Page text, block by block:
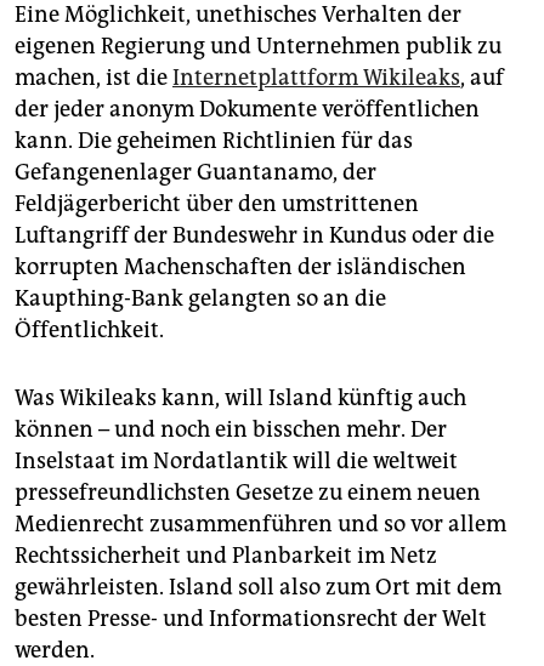
Eine Möglichkeit, unethisches Verhalten der
eigenen Regierung und Unternehmen publik zu
machen, ist dieInternetplattform Wikileaks, auf
der jeder anonym Dokumente veröffentlichen
kann. Die geheimen Richtlinien für das
Gefangenenlager Guantanamo, der
Feldjägerbericht über den umstrittenen
Luftangriff der Bundeswehr in Kundus oder die
korrupten Machenschaften der isländischen
Kaupthing-Bank gelangten so an die
Öffentlichkeit.
Was Wikileaks kann, will Island künftig auch
können – und noch ein bisschen mehr. Der
Inselstaat im Nordatlantik will die weltweit
pressefreundlichsten Gesetze zu einem neuen
Medienrecht zusammenführen und so vor allem
Rechtssicherheit und Planbarkeit im Netz
gewährleisten. Island soll also zum Ort mit dem
besten Presse- und Informationsrecht der Welt
werden.